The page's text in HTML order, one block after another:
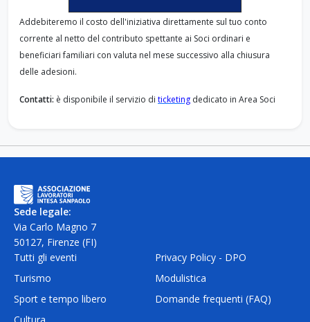
Addebiteremo il costo dell'iniziativa direttamente sul tuo conto
corrente al netto del contributo spettante ai Soci ordinari e
beneficiari familiari con valuta nel mese successivo alla chiusura
delle adesioni.
Contatti: è disponibile il servizio di ticketing dedicato in Area Soci
Sede legale:
Via Carlo Magno 7
50127, Firenze (FI)
Tutti gli eventi
Turismo
Sport e tempo libero
Privacy Policy - DPO
Modulistica
Domande frequenti (FAQ)